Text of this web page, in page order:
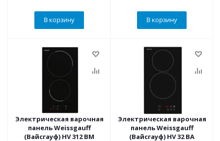
В корзину В корзину
Электрическая варочная
панель Weissgauff
(Вайсгауф) HV 312 BM
Электрическая варочная
панель Weissgauff
(Вайсгауф) HV 32 BA